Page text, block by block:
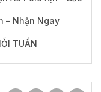
– Nhận Ngay
TUẦN